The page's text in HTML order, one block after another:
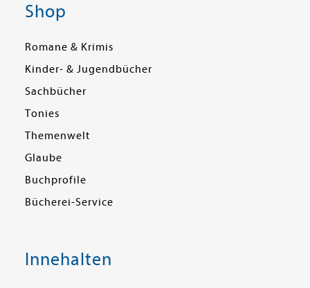
Shop
Romane & Krimis
Kinder- & Jugendbücher
Sachbücher
Tonies
Themenwelt
Glaube
Buchprofile
Bücherei-Service
Innehalten